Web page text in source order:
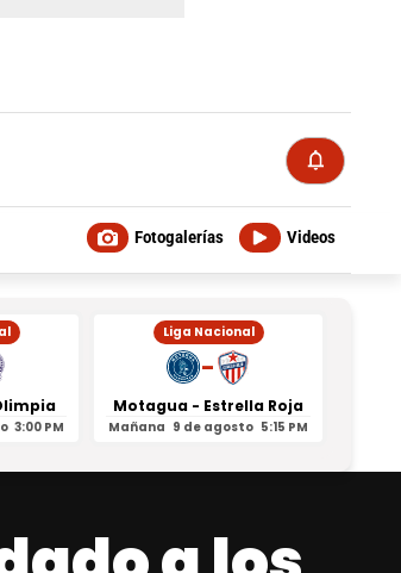
Videos
Fotogalerías
3:00 PM
Liga Nacional
-
Motagua - Estrella Roja
Mañana 9 de agosto 5:15 PM